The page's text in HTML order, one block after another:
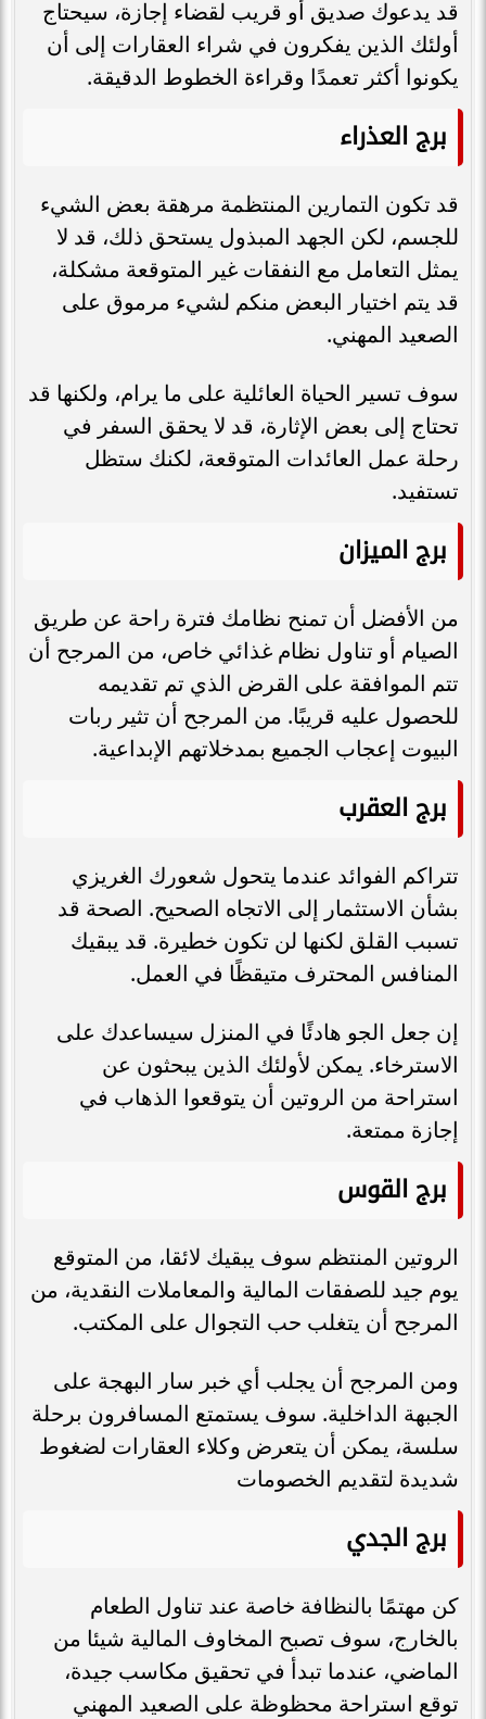
قد يدعوك صديق أو قريب لقضاء إجازة، سيحتاج
أولئك الذين يفكرون في شراء العقارات إلى أن
يكونوا أكثر تعمدًا وقراءة الخطوط الدقيقة.
برج العذراء
قد تكون التمارين المنتظمة مرهقة بعض الشيء
للجسم، لكن الجهد المبذول يستحق ذلك، قد لا
يمثل التعامل مع النفقات غير المتوقعة مشكلة،
قد يتم اختيار البعض منكم لشيء مرموق على
الصعيد المهني.
سوف تسير الحياة العائلية على ما يرام، ولكنها قد
تحتاج إلى بعض الإثارة، قد لا يحقق السفر في
رحلة عمل العائدات المتوقعة، لكنك ستظل
تستفيد.
برج الميزان
من الأفضل أن تمنح نظامك فترة راحة عن طريق
الصيام أو تناول نظام غذائي خاص، من المرجح أن
تتم الموافقة على القرض الذي تم تقديمه
للحصول عليه قريبًا. من المرجح أن تثير ربات
البيوت إعجاب الجميع بمدخلاتهم الإبداعية.
برج العقرب
تتراكم الفوائد عندما يتحول شعورك الغريزي
بشأن الاستثمار إلى الاتجاه الصحيح. الصحة قد
تسبب القلق لكنها لن تكون خطيرة. قد يبقيك
المنافس المحترف متيقظًا في العمل.
إن جعل الجو هادئًا في المنزل سيساعدك على
الاسترخاء. يمكن لأولئك الذين يبحثون عن
استراحة من الروتين أن يتوقعوا الذهاب في
إجازة ممتعة.
برج القوس
الروتين المنتظم سوف يبقيك لائقا، من المتوقع
يوم جيد للصفقات المالية والمعاملات النقدية، من
المرجح أن يتغلب حب التجوال على المكتب.
ومن المرجح أن يجلب أي خبر سار البهجة على
الجبهة الداخلية. سوف يستمتع المسافرون برحلة
سلسة، يمكن أن يتعرض وكلاء العقارات لضغوط
شديدة لتقديم الخصومات
برج الجدي
كن مهتمًا بالنظافة خاصة عند تناول الطعام
بالخارج، سوف تصبح المخاوف المالية شيئا من
الماضي، عندما تبدأ في تحقيق مكاسب جيدة،
توقع استراحة محظوظة على الصعيد المهني